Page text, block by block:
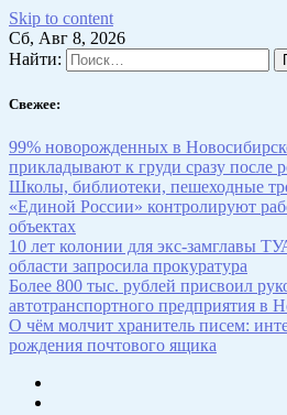
Skip to content
Сб, Авг 8, 2026
Найти:
Свежее:
99% новорожденных в
прикладывают к груди сразу после
Школы, библиотеки, пешеходные
«Единой России» контролируют
объектах
10 лет колонии для экс-замглавы
области запросила прокуратура
Более 800 тыс. рублей присвоил
автотранспортного предприятия в
О чём молчит хранитель писем:
рождения почтового ящика